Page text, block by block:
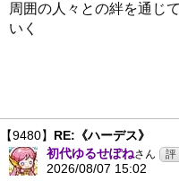
周囲の人々との絆を通じ
いく
【9480】 RE:《ハーデス》
初代ゆるせぽねさん
2026/08/07 15:02